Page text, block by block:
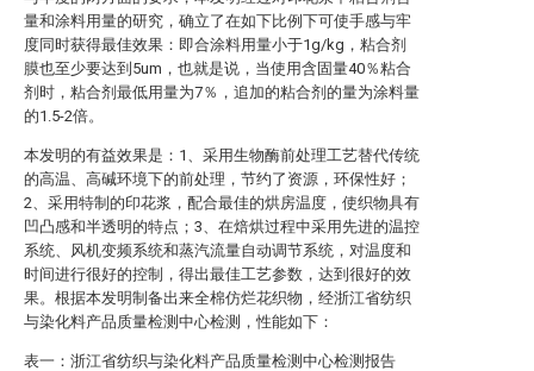
量和涂料用量的研究，确立了在如下比例下可使手感与牢
度同时获得最佳效果：即合涂料用量小于1g/kg，粘合剂
膜也至少要达到5um，也就是说，当使用含固量40％粘合
剂时，粘合剂最低用量为7％，追加的粘合剂的量为涂料量
的1.5-2倍。
本发明的有益效果是：1、采用生物酶前处理工艺替代传统
的高温、高碱环境下的前处理，节约了资源，环保性好；
2、采用特制的印花浆，配合最佳的烘房温度，使织物具有
凹凸感和半透明的特点；3、在焙烘过程中采用先进的温控
系统、风机变频系统和蒸汽流量自动调节系统，对温度和
时间进行很好的控制，得出最佳工艺参数，达到很好的效
果。根据本发明制备出来全棉仿烂花织物，经浙江省纺织
与染化料产品质量检测中心检测，性能如下：
表一：浙江省纺织与染化料产品质量检测中心检测报告